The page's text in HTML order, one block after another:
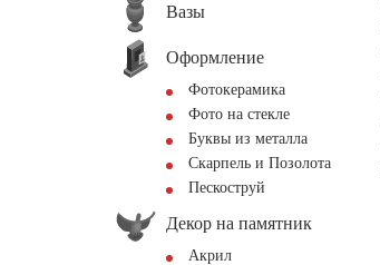
Вазы
Оформление
Фотокерамика
Фото на стекле
Буквы из металла
Скарпель и Позолота
Пескоструй
Декор на памятник
Акрил